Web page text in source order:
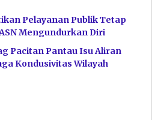
Pelayanan Publik Tetap
Mengundurkan Diri
Pacitan Pantau Isu Aliran
Kondusivitas Wilayah